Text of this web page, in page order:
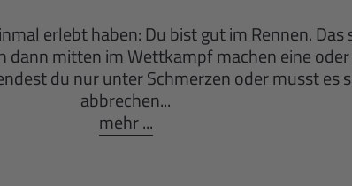
erlebt haben: Du bist gut im Rennen.
dann mitten im Wettkampf machen eine
du nur unter Schmerzen oder musst es
abbrechen...
mehr ...